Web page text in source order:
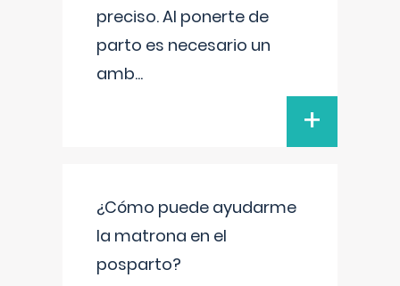
preciso. Al ponerte de
parto es necesario un
amb...
+
¿Cómo puede ayudarme
la matrona en el
posparto?